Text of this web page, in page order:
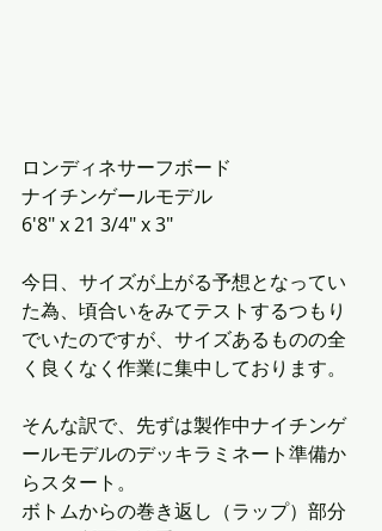
ロンディネサーフボード
ナイチンゲールモデル
6'8" x 21 3/4" x 3"
今日、サイズが上がる予想となってい
た為、頃合いをみてテストするつもり
でいたのですが、サイズあるものの全
く良くなく作業に集中しております。
そんな訳で、先ずは製作中ナイチンゲ
ールモデルのデッキラミネート準備か
らスタート。
ボトムからの巻き返し（ラップ）部分